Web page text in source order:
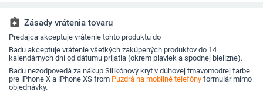
puzdre na mobilný
telefón
assignment_return Zásady vrátenia tovaru
Predajca akceptuje vrátenie tohto produktu do
Badu akceptuje vrátenie všetkých zakúpených produktov do 14
kalendárnych dní od dátumu prijatia (okrem plaviek a spodnej bielizne).
Badu nezodpovedá za nákup Silikónový kryt v dúhovej tmavomodrej farbe
pre iPhone X a iPhone XS from Puzdrá na mobilné telefóny formulár mimo
objednávky.